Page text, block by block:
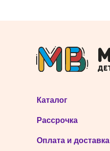
Каталог
Рассрочка
Оплата и доставка